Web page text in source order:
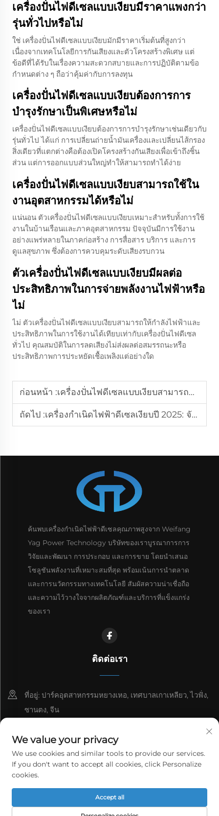
เครื่องปั่นไฟดีเซลแบบเงียบมีราคาแพงกว่า
รุ่นทั่วไปหรือไม่
ใช่ เครื่องปั่นไฟดีเซลแบบเงียบมักมีราคาเริ่มต้นที่สูงกว่า
เนื่องจากเทคโนโลยีการกันเสียงและตัวโครงสร้างพิเศษ แต่
ข้อดีที่ได้รับในเรื่องความสะดวกสบายและการปฏิบัติตามข้อ
กำหนดต่าง ๆ ถือว่าคุ้มค่ากับการลงทุน
เครื่องปั่นไฟดีเซลแบบเงียบต้องการการ
บำรุงรักษาเป็นพิเศษหรือไม่
เครื่องปั่นไฟดีเซลแบบเงียบต้องการการบำรุงรักษาเช่นเดียวกับ
รุ่นทั่วไป ได้แก่ การเปลี่ยนถ่ายน้ำมันเครื่องและเปลี่ยนไส้กรอง
สิ่งเดียวที่แตกต่างคือต้องเปิดโครงสร้างกันเสียงเพื่อเข้าถึงชิ้น
ส่วน แต่การออกแบบส่วนใหญ่ทำให้สามารถทำได้ง่าย
เครื่องปั่นไฟดีเซลแบบเงียบสามารถใช้ใน
งานอุตสาหกรรมได้หรือไม่
แน่นอน ตัวเครื่องปั่นไฟดีเซลแบบเงียบเหมาะสำหรับทั้งการใช้
งานในบ้านเรือนและภาคอุตสาหกรรม ปัจจุบันมีการใช้งาน
อย่างแพร่หลายในภาคก่อสร้าง การสื่อสาร บริการ และการ
ดูแลสุขภาพ ซึ่งต้องการควบคุมระดับเสียงรบกวน
ตัวเครื่องปั่นไฟดีเซลแบบเงียบมีผลต่อ
ประสิทธิภาพในการจ่ายพลังงานไฟฟ้าหรือ
ไม่
ไม่ ตัวเครื่องปั่นไฟดีเซลแบบเงียบสามารถให้กำลังไฟฟ้าและ
ประสิทธิภาพในการใช้งานได้เทียบเท่ากับเครื่องปั่นไฟดีเซล
ทั่วไป คุณสมบัติในการลดเสียงไม่ส่งผลต่อสมรรถนะหรือ
ประสิทธิภาพการประหยัดเชื้อเพลิงแต่อย่างใด
ก่อนหน้า :เครื่องปั่นไฟดีเซลแบบเงียบสามารถจ่ายไฟสำรองให้กับบ้านทั้งหลังในช่วงที่ไฟฟ้าดับได้หรือไม่
ถัดไป :เครื่องกำเนิดไฟฟ้าดีเซลเงียบปี 2025: จัดอันดับ 5 รุ่นที่ดีที่สุดที่มีระดับเสียง 50 เดซิเบล
ค้นพบเครื่องกำเนิดไฟฟ้าดีเซลคุณภาพสูงจาก Weifang
Yag Power Technology บริษัทของเราบูรณาการการ
วิจัยและพัฒนา การประกอบ และการขาย โดยนำเสนอ
โซลูชันพลังงานที่เหมาะสมที่สุด พร้อมเน้นการนำตลาด
และการนวัตกรรมทางเทคโนโลยี สัมผัสความน่าเชื่อถือ
และความไว้วางใจจากผลิตภัณฑ์และบริการที่แข็งแกร่ง
ของเรา
ติดต่อเรา
ที่อยู่: ปาร์คอุตสาหกรรมหยางเหอ, เทศบาลเกาเหลียว, ไวฟั่ง,
ซานตง, จีน
[email protected]
ลิขสิทธิ์ © WeiFang Yag Power Technology Co., Ltd. สงวนสิทธิ์
นโยบายความเป็นส่วนตัว
We value your privacy
We use cookies and similar tools to provide our services.
If you don't want to accept all cookies, click Personalize
cookies.
Accept all